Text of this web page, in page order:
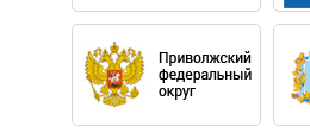
С 1988 по 1991 гг. — актер
Москве.
В 1992 Валерий Баринов